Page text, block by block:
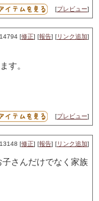
[プレビュー]
[修正] [報告] [リンク追加]
す。
[プレビュー]
[修正] [報告] [リンク追加]
さんだけでなく家族